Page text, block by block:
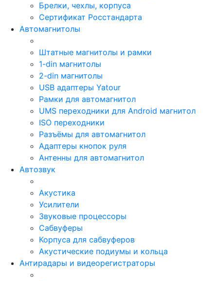
Брелки, чехлы, корпуса
Сертификат Росстандарта
Автомагнитолы
Штатные магнитолы и рамки
1-din магнитолы
2-din магнитолы
USB адаптеры Yatour
Рамки для автомагнитол
UMS переходники для Android магнитол
ISO переходники
Разъёмы для автомагнитол
Адаптеры кнопок руля
Антенны для автомагнитол
Автозвук
Акустика
Усилители
Звуковые процессоры
Сабвуферы
Корпуса для сабвуферов
Акустические подиумы и кольца
Антирадары и видеорегистраторы